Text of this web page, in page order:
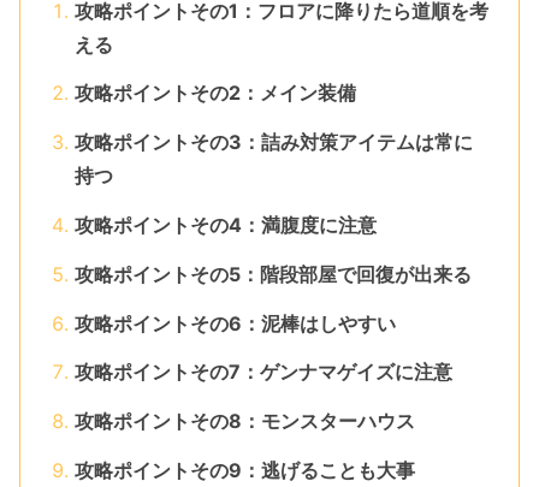
攻略ポイントその1：フロアに降りたら道順を考
える
攻略ポイントその2：メイン装備
攻略ポイントその3：詰み対策アイテムは常に
持つ
攻略ポイントその4：満腹度に注意
攻略ポイントその5：階段部屋で回復が出来る
攻略ポイントその6：泥棒はしやすい
攻略ポイントその7：ゲンナマゲイズに注意
攻略ポイントその8：モンスターハウス
攻略ポイントその9：逃げることも大事